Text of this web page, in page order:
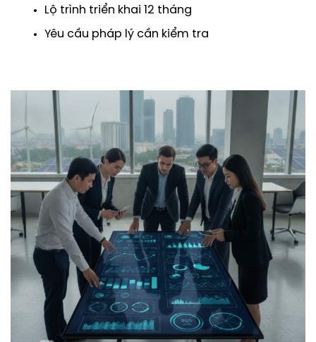
Lộ trình triển khai 12 tháng
Yêu cầu pháp lý cần kiểm tra